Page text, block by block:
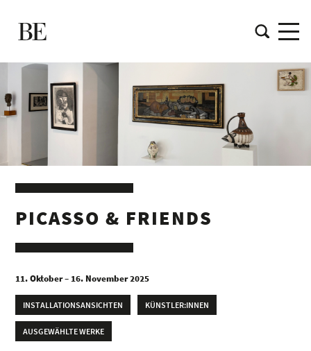
PICASSO & FRIENDS
11. Oktober – 16. November 2025
INSTALLATIONSANSICHTEN KÜNSTLER:INNEN
AUSGEWÄHLTE WERKE